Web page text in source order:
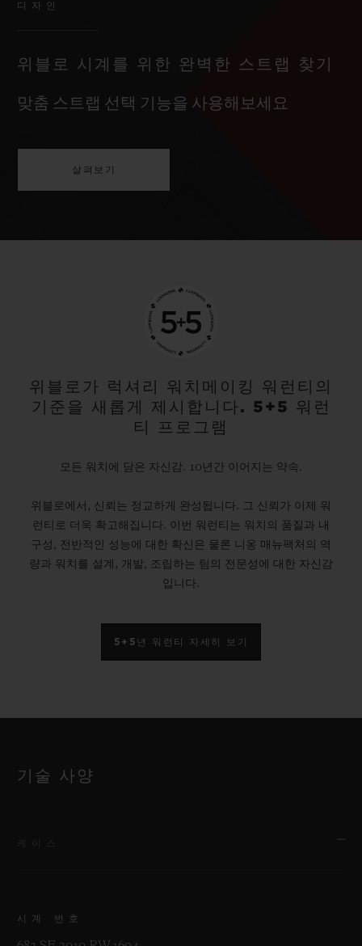
디자인
위블로 시계를 위한 완벽한 스트랩 찾기
맞춤 스트랩 선택 기능을 사용해보세요
살펴보기
위블로가 럭셔리 워치메이킹 워런티의
기준을 새롭게 제시합니다. 5+5 워런
티 프로그램
모든 워치에 담은 자신감. 10년간 이어지는 약속.
위블로에서, 신뢰는 정교하게 완성됩니다. 그 신뢰가 이제 워
런티로 더욱 확고해집니다. 이번 워런티는 워치의 품질과 내
구성, 전반적인 성능에 대한 확신은 물론 니옹 매뉴팩처의 역
량과 워치를 설계, 개발, 조립하는 팀의 전문성에 대한 자신감
입니다.
5+5년 워런티 자세히 보기
기술 사양
시계 번호